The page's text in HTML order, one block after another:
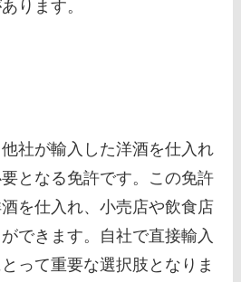
ります。
社が輸入した洋酒を仕入れ
となる免許です。この免許
を仕入れ、小売店や飲食店
できます。自社で直接輸入
って重要な選択肢となりま